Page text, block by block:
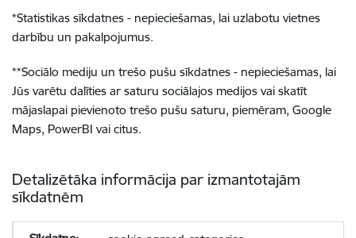
*Statistikas sīkdatnes - nepieciešamas, lai uzlabotu vietnes
darbību un pakalpojumus.
**Sociālo mediju un trešo pušu sīkdatnes - nepieciešamas, lai
Jūs varētu dalīties ar saturu sociālajos medijos vai skatīt
mājaslapai pievienoto trešo pušu saturu, piemēram, Google
Maps, PowerBI vai citus.
Detalizētāka informācija par izmantotajām
sīkdatnēm